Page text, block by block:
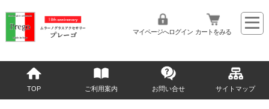
マイページへログイン カートをみる
TOP ご利用案内 お問い合せ サイトマップ